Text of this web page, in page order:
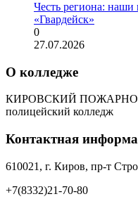
Честь региона:
«Гвардейск»
0
27.07.2026
О колледже
КИРОВСКИЙ ПОЖАРНО-
полицейский колледж
Контактная
610021, г. Киров, пр-т
+7(8332)21-70-80